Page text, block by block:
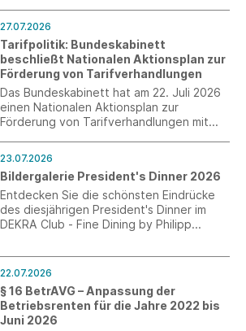
27.07.2026
Tarifpolitik: Bundeskabinett
beschließt Nationalen Aktionsplan zur
Förderung von Tarifverhandlungen
Das Bundeskabinett hat am 22. Juli 2026
einen Nationalen Aktionsplan zur
Förderung von Tarifverhandlungen mit
23.07.2026
Bildergalerie President's Dinner 2026
Entdecken Sie die schönsten Eindrücke
des diesjährigen President's Dinner im
DEKRA Club - Fine Dining by Philipp
22.07.2026
§ 16 BetrAVG – Anpassung der
Betriebsrenten für die Jahre 2022 bis
Juni 2026